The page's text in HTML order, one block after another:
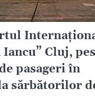
Iancu” Cluj,
pasageri în
sărbătorilor